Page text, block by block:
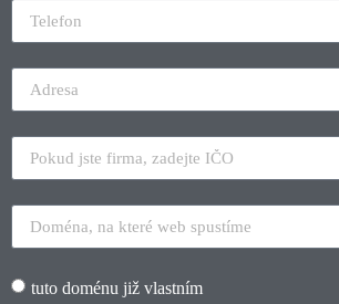
tuto doménu již vlastním